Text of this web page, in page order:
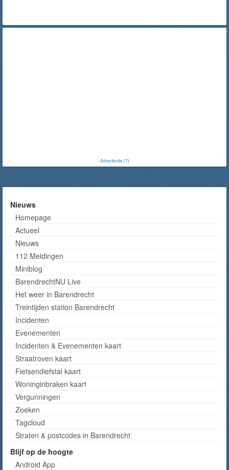
-Advertentie (?)-
Nieuws
Homepage
Actueel
Nieuws
112 Meldingen
Miniblog
BarendrechtNU Live
Het weer in Barendrecht
Treintijden station Barendrecht
Incidenten
Evenementen
Incidenten & Evenementen kaart
Straatroven kaart
Fietsendiefstal kaart
Woninginbraken kaart
Vergunningen
Zoeken
Tagcloud
Straten & postcodes in Barendrecht
Blijf op de hoogte
Android App